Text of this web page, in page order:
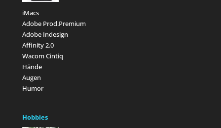
iMacs
Adobe Prod.Premium
Adobe Indesign
Affinity 2.0
Wacom Cintiq
Hände
Augen
Humor
Hobbies